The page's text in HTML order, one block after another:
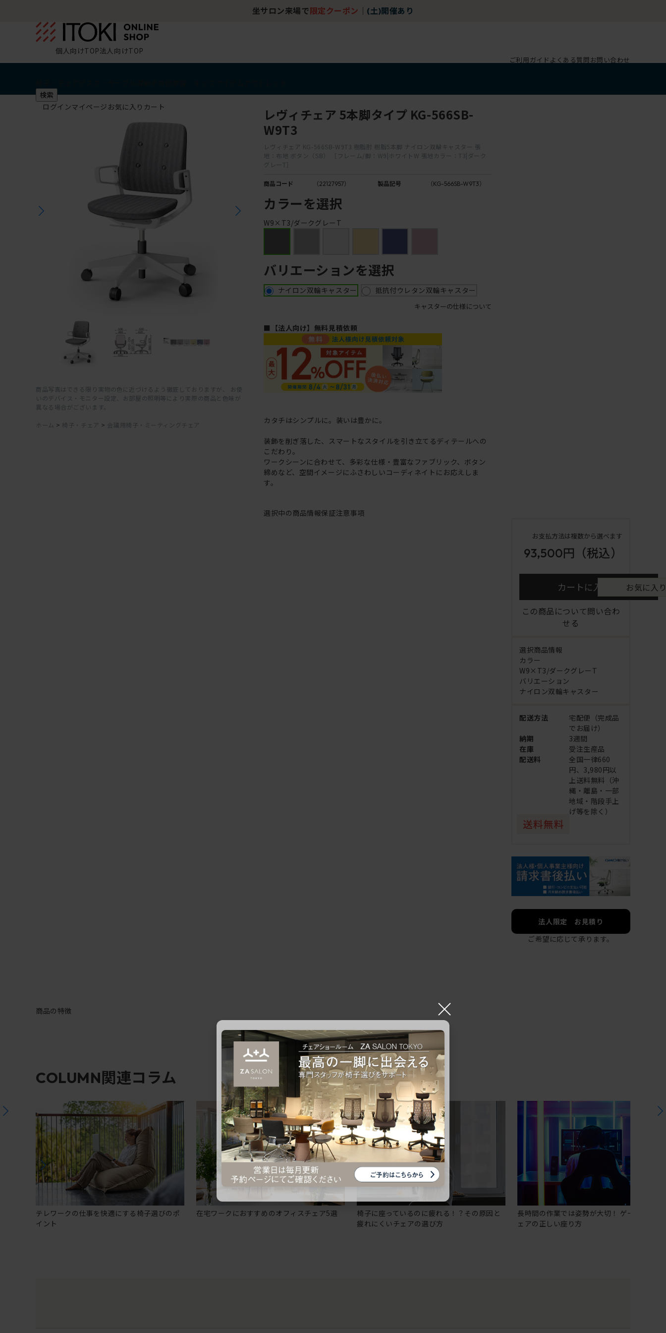
坐サロン来場で 限定クーポン (土)開催あり
個人向けTOP法人向けTOP
ご利用ガイド よくある質問お問い合わせ
検索
ログインマイページ お気に入り カート
商品写真はできる限り実物の色に近づけるよう徹底しておりますが、 お使
いのデバイス・モニター設定、お部屋の照明等により実際の商品と色味が
異なる場合がございます。
ホーム > 椅子・チェア > 会議用椅子・ミーティングチェア
レヴィチェア 5本脚タイプ KG-566SB-
W9T3
レヴィチェア KG-566SB-W9T3 樹脂肘 樹脂5本脚 ナイロン双輪キャスター 張
地：布地 ボタン（SB） ［フレーム/脚：W9|ホワイトW 張地カラー：T3|ダーク
グレーT］
商品コード （22127957） 製品記号 （KG-566SB-W9T3）
カラーを選択
W9×T3/ダークグレーT
バリエーションを選択
ナイロン双輪キャスター 抵抗付ウレタン双輪キャスター
キャスターの仕様について
■【法人向け】無料見積依頼
カタチはシンプルに。装いは豊かに。
装飾を削ぎ落した、スマートなスタイルを引き立てるディテールへの
こだわり。
ワークシーンに合わせて、多彩な仕様・豊富なファブリック、ボタン
締めなど、空間イメージにふさわしいコーディネイトにお応えしま
す。
選択中の商品情報保証注意事項
お支払方法は複数から選べます
93,500円 （税込）
カートに入れる お気に入
この商品について問い合わ
せる
選択商品情報
カラー
W9×T3/ダークグレーT
バリエーション
ナイロン双輪キャスター
配送方法
宅配便（完成品
でお届け）
納期
3週間
在庫
受注生産品
配送料
全国一律660
円、3,980円以
上送料無料（沖
縄・離島・一部
地域・階段手上
げ等を除く）
法人限定 お見積り
ご希望に応じて承ります。
商品の特徴
COLUMN関連コラム
テレワークの仕事を快適にする椅子選びのポ
イント
在宅ワークにおすすめのオフィスチェア5選
椅子に座っているのに疲れる！？その原因と
疲れにくいチェアの選び方
長時間の作業では姿勢が大切！ ゲーミングチ
ェアの正しい座り方
×